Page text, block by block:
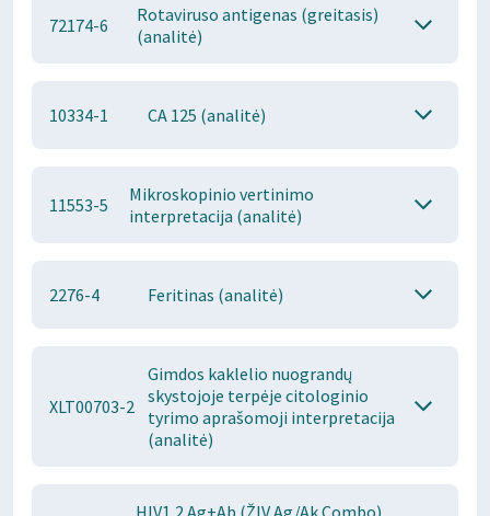
72174-6
Rotaviruso antigenas (greitasis)
(analitė)
10334-1 CA 125 (analitė)
11553-5
Mikroskopinio vertinimo
interpretacija (analitė)
2276-4 Feritinas (analitė)
XLT00703-2
Gimdos kaklelio nuograndų
skystojoje terpėje citologinio
tyrimo aprašomoji interpretacija
(analitė)
HIV1,2 Ag+Ab (ŽIV Ag/Ak Combo)